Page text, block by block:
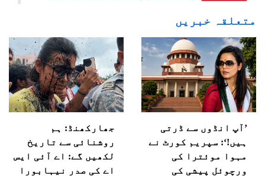
متعلقہ خبریں
’آپ انڈوں سے ڈرتی
ہیں!‘: سپریم کورٹ نے
مہوا موئترا کی
ورچوئل پیشی کی
جھارکھنڈ: ہم
روشنائی سے تاریخ
لکھیں گے: اے آئی ایس
اے کی صدر نیہابورا